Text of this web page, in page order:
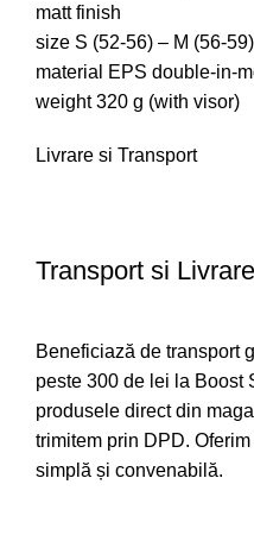
matt finish
size S (52-56) – M (56-
material EPS double-in-
weight 320 g (with visor)
Livrare si Transport
Transport si Livrare
Beneficiază de transport
peste 300 de lei la Boost
produsele direct din
trimitem prin DPD.
simplă și convenabilă.